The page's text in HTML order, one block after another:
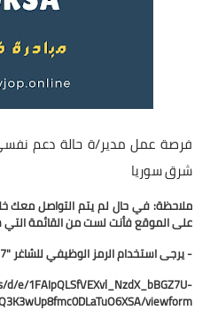
فرصة عمل مدير/ة حالة دعم
شرق سوريا
ملاحظة: في حال لم يتم التواصل معك
على الموقع فأنت لست من القائمة التي
- يرجى استخدام الرمز الوظيفي للشاغر "40127" عند التقديم
e/1FAIpQLSfVEXvl_NzdX_bBGZ7U-
viewform